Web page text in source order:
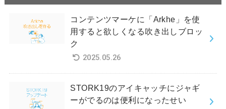
コンテンツマーケに「Arkhe」を使
用すると欲しくなる吹き出しブロッ
ク
2025.05.26
STORK19のアイキャッチにジャギ
ーがでるのは便利になったせい